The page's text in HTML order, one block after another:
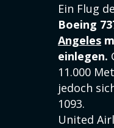
Ein Flug
Boeing
Angeles
einlegen.
11.000
jedoch
1093.
United